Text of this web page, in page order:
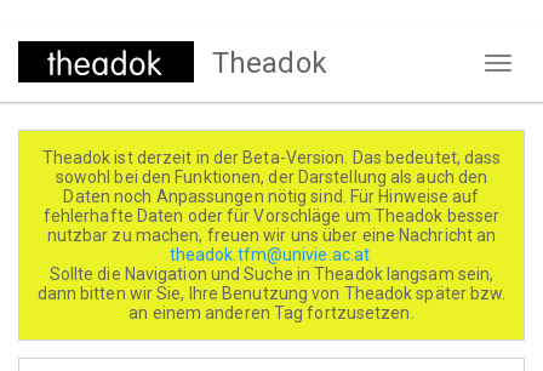
Direkt
Theadok
Theadok ist derzeit in der Beta-Version. Das bedeutet, dass
sowohl bei den Funktionen, der Darstellung als auch den
Daten noch Anpassungen nötig sind. Für Hinweise auf
fehlerhafte Daten oder für Vorschläge um Theadok besser
nutzbar zu machen, freuen wir uns über eine Nachricht an
theadok.tfm@univie.ac.at
Sollte die Navigation und Suche in Theadok langsam sein,
dann bitten wir Sie, Ihre Benutzung von Theadok später bzw.
an einem anderen Tag fortzusetzen.